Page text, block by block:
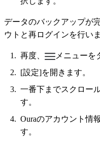
データのバックアップが
ウトと再ログインを行いま
再度、
メニューを
[設定]を開きます。
一番下までスクロー
す。
Ouraのアカウント情
す。